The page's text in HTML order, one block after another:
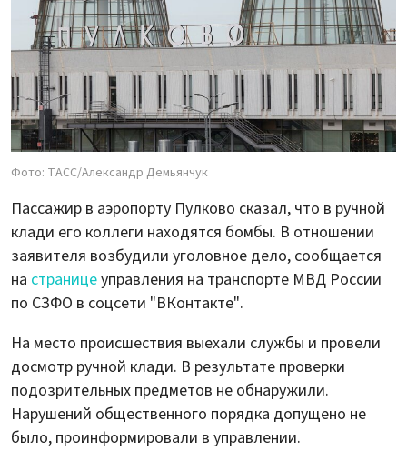
Фото: ТАСС/Александр Демьянчук
Пассажир в аэропорту Пулково сказал, что в ручной
клади его коллеги находятся бомбы. В отношении
заявителя возбудили уголовное дело, сообщается
на страницеуправления на транспорте МВД России
по СЗФО в соцсети "ВКонтакте".
На место происшествия выехали службы и провели
досмотр ручной клади. В результате проверки
подозрительных предметов не обнаружили.
Нарушений общественного порядка допущено не
было, проинформировали в управлении.